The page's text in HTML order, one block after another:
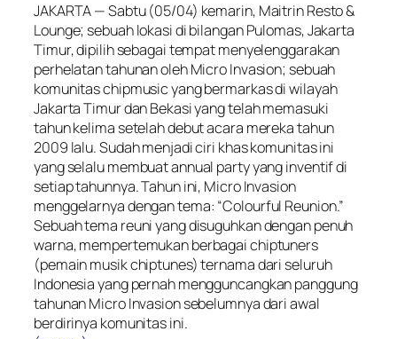
JAKARTA — Sabtu (05/04) kemarin, Maitrin Resto &
Lounge; sebuah lokasi di bilangan Pulomas, Jakarta
Timur, dipilih sebagai tempat menyelenggarakan
perhelatan tahunan oleh Micro Invasion; sebuah
komunitas chipmusic yang bermarkas di wilayah
Jakarta Timur dan Bekasi yang telah memasuki
tahun kelima setelah debut acara mereka tahun
2009 lalu. Sudah menjadi ciri khas komunitas ini
yang selalu membuat annual party yang inventif di
setiap tahunnya. Tahun ini, Micro Invasion
menggelarnya dengan tema: “Colourful Reunion.”
Sebuah tema reuni yang disuguhkan dengan penuh
warna, mempertemukan berbagai chiptuners
(pemain musik chiptunes) ternama dari seluruh
Indonesia yang pernah mengguncangkan panggung
tahunan Micro Invasion sebelumnya dari awal
berdirinya komunitas ini.